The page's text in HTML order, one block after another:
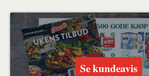
på
Facebook
på
Twitter
ut en
venn
Se kundeavis